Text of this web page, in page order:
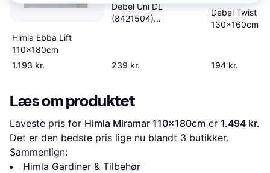
Himla Ebba Lift
110x180cm
1.193 kr.
Debel Uni DL
(8421504)
239 kr.
Debel Twist
130x160cm
194 kr.
Læs om produktet
Laveste pris for Himla Miramar 110x180cm er 1.494 kr.
Det er den bedste pris lige nu blandt 3 butikker.
Sammenlign:
Himla Gardiner & Tilbehør